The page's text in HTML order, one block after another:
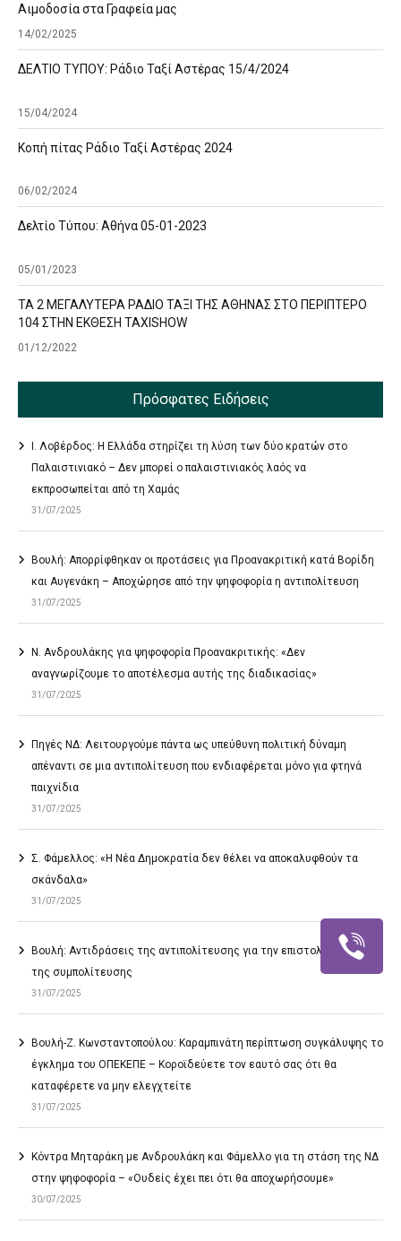
Αιμοδοσία στα Γραφεία μας
14/02/2025
ΔΕΛΤΙΟ ΤΥΠΟΥ: Ράδιο Ταξί Αστέρας 15/4/2024
15/04/2024
Κοπή πίτας Ράδιο Ταξί Αστέρας 2024
06/02/2024
Δελτίο Τύπου: Αθήνα 05-01-2023
05/01/2023
ΤΑ 2 ΜΕΓΑΛΥΤΕΡΑ ΡΑΔΙΟ ΤΑΞΙ ΤΗΣ ΑΘΗΝΑΣ ΣΤΟ ΠΕΡΙΠΤΕΡΟ
104 ΣΤΗΝ ΕΚΘΕΣΗ TAXISHOW
01/12/2022
Πρόσφατες Ειδήσεις
Ι. Λοβέρδος: Η Ελλάδα στηρίζει τη λύση των δύο κρατών στο
Παλαιστινιακό – Δεν μπορεί ο παλαιστινιακός λαός να
εκπροσωπείται από τη Χαμάς
31/07/2025
Βουλή: Απορρίφθηκαν οι προτάσεις για Προανακριτική κατά Βορίδη
και Αυγενάκη – Αποχώρησε από την ψηφοφορία η αντιπολίτευση
31/07/2025
Ν. Ανδρουλάκης για ψηφοφορία Προανακριτικής: «Δεν
αναγνωρίζουμε το αποτέλεσμα αυτής της διαδικασίας»
31/07/2025
Πηγές ΝΔ: Λειτουργούμε πάντα ως υπεύθυνη πολιτική δύναμη
απέναντι σε μια αντιπολίτευση που ενδιαφέρεται μόνο για φτηνά
παιχνίδια
31/07/2025
Σ. Φάμελλος: «Η Νέα Δημοκρατία δεν θέλει να αποκαλυφθούν τα
σκάνδαλα»
31/07/2025
Βουλή: Αντιδράσεις της αντιπολίτευσης για την επιστολική ψήφο
της συμπολίτευσης
31/07/2025
Βουλή-Ζ. Κωνσταντοπούλου: Καραμπινάτη περίπτωση συγκάλυψης το
έγκλημα του ΟΠΕΚΕΠΕ – Κοροϊδεύετε τον εαυτό σας ότι θα
καταφέρετε να μην ελεγχτείτε
31/07/2025
Κόντρα Μηταράκη με Ανδρουλάκη και Φάμελλο για τη στάση της ΝΔ
στην ψηφοφορία – «Ουδείς έχει πει ότι θα αποχωρήσουμε»
30/07/2025